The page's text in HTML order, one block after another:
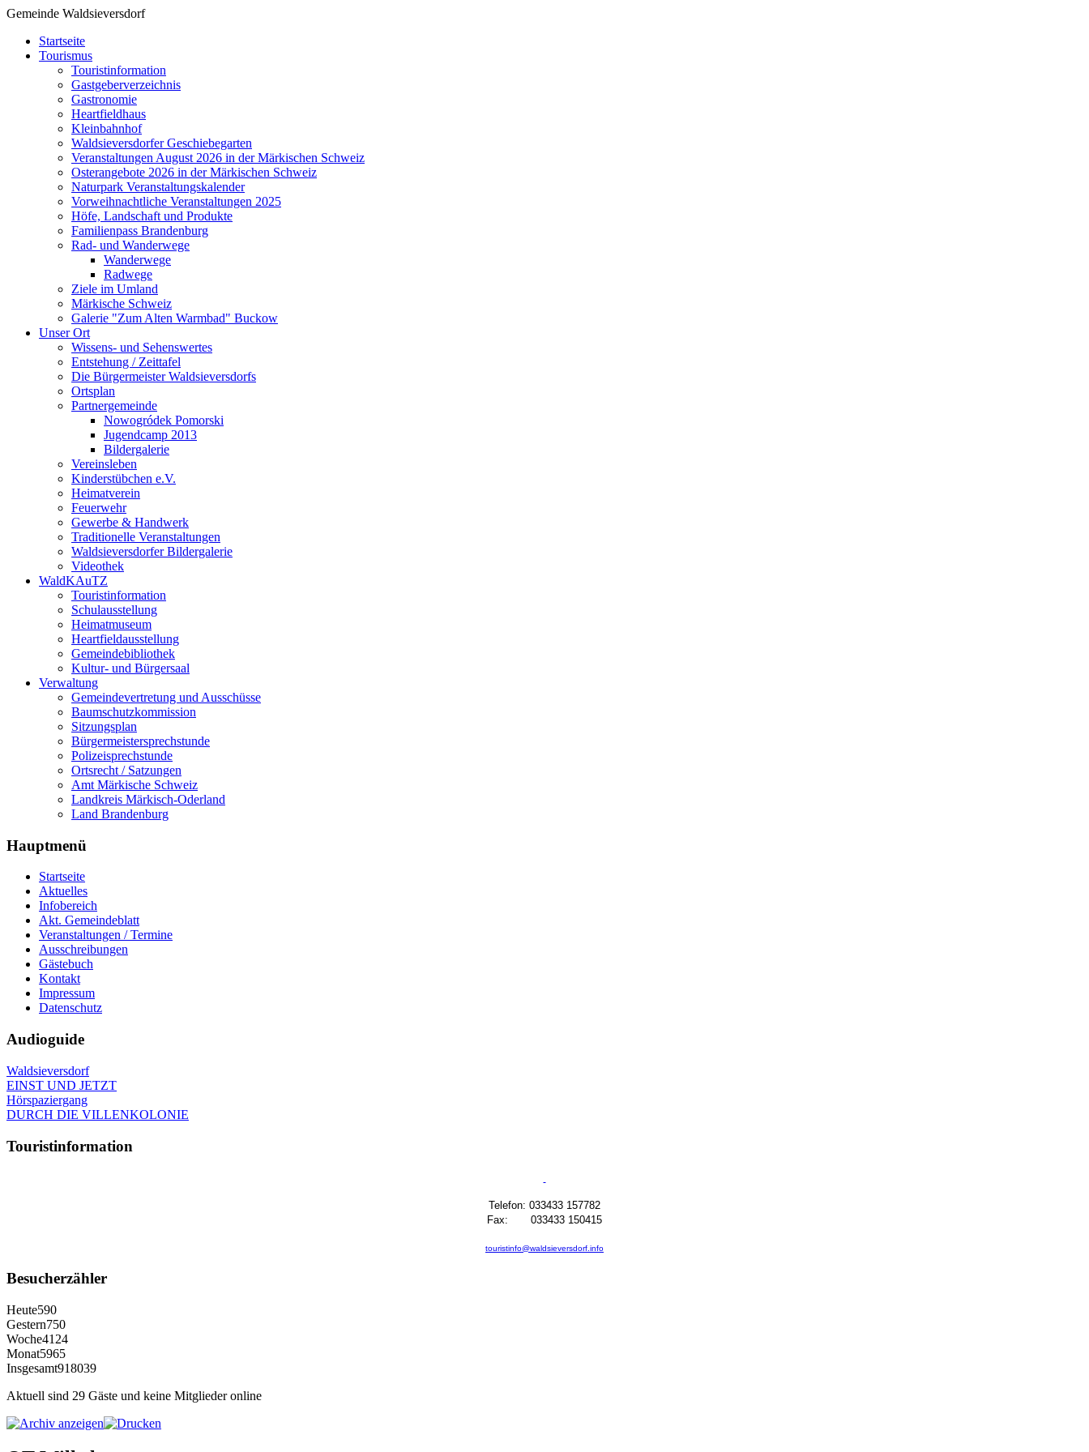
Gemeinde Waldsieversdorf
Startseite
Tourismus
Touristinformation
Gastgeberverzeichnis
Gastronomie
Heartfieldhaus
Kleinbahnhof
Waldsieversdorfer Geschiebegarten
Veranstaltungen August 2026 in der Märkischen Schweiz
Osterangebote 2026 in der Märkischen Schweiz
Naturpark Veranstaltungskalender
Vorweihnachtliche Veranstaltungen 2025
Höfe, Landschaft und Produkte
Familienpass Brandenburg
Rad- und Wanderwege
Wanderwege
Radwege
Ziele im Umland
Märkische Schweiz
Galerie "Zum Alten Warmbad" Buckow
Unser Ort
Wissens- und Sehenswertes
Entstehung / Zeittafel
Die Bürgermeister Waldsieversdorfs
Ortsplan
Partnergemeinde
Nowogródek Pomorski
Jugendcamp 2013
Bildergalerie
Vereinsleben
Kinderstübchen e.V.
Heimatverein
Feuerwehr
Gewerbe & Handwerk
Traditionelle Veranstaltungen
Waldsieversdorfer Bildergalerie
Videothek
WaldKAuTZ
Touristinformation
Schulausstellung
Heimatmuseum
Heartfieldausstellung
Gemeindebibliothek
Kultur- und Bürgersaal
Verwaltung
Gemeindevertretung und Ausschüsse
Baumschutzkommission
Sitzungsplan
Bürgermeistersprechstunde
Polizeisprechstunde
Ortsrecht / Satzungen
Amt Märkische Schweiz
Landkreis Märkisch-Oderland
Land Brandenburg
Hauptmenü
Startseite
Aktuelles
Infobereich
Akt. Gemeindeblatt
Veranstaltungen / Termine
Ausschreibungen
Gästebuch
Kontakt
Impressum
Datenschutz
Audioguide
Waldsieversdorf
EINST UND JETZT
Hörspaziergang
DURCH DIE VILLENKOLONIE
Touristinformation
Telefon: 033433 157782
Fax: 033433 150415
touristinfo@waldsieversdorf.info
Besucherzähler
Heute590
Gestern750
Woche4124
Monat5965
Insgesamt918039
Aktuell sind 29 Gäste und keine Mitglieder online